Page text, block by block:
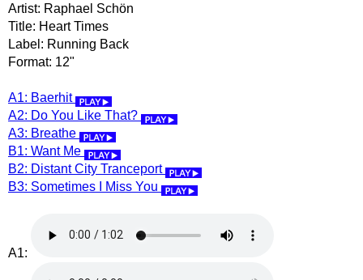
Artist: Raphael Schön
Title: Heart Times
Label: Running Back
Format: 12"
A1: Baerhit
A2: Do You Like That?
A3: Breathe
B1: Want Me
B2: Distant City Tranceport
B3: Sometimes I Miss You
A1: